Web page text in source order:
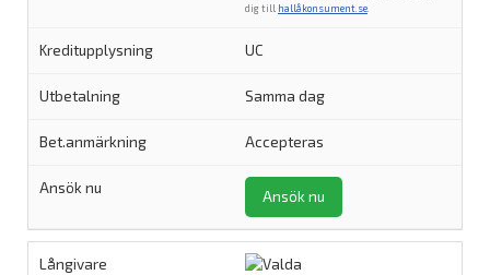
dig till hallåkonsument.se
UC
Samma dag
Accepteras
Ansök nu